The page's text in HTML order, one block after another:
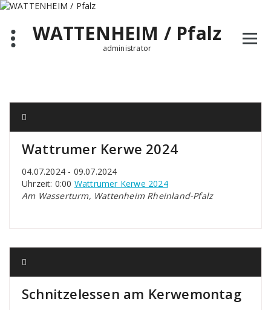
Zum
springenWATTENHEIM / Pfalz
administrator
Wattrumer Kerwe 2024
04.07.2024 - 09.07.2024
Uhrzeit: 0:00 Wattrumer Kerwe 2024
Am Wasserturm, Wattenheim Rheinland-Pfalz
Schnitzelessen am Kerwemontag